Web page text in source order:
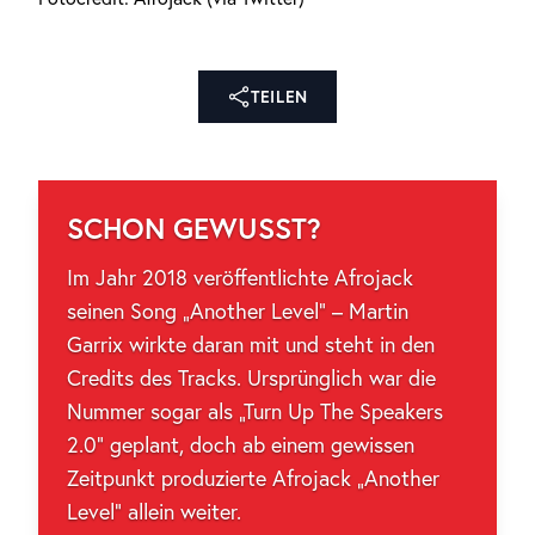
TEILEN
SCHON GEWUSST?
Im Jahr 2018 veröffentlichte Afrojack
seinen Song „Another Level“ – Martin
Garrix wirkte daran mit und steht in den
Credits des Tracks. Ursprünglich war die
Nummer sogar als „Turn Up The Speakers
2.0“ geplant, doch ab einem gewissen
Zeitpunkt produzierte Afrojack „Another
Level“ allein weiter.